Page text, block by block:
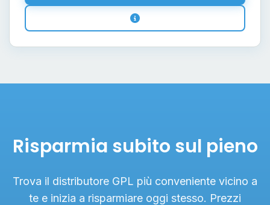
Risparmia subito sul pieno
Trova il distributore GPL più conveniente vicino a
te e inizia a risparmiare oggi stesso. Prezzi